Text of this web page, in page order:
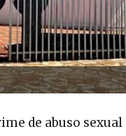
de abuso sexual